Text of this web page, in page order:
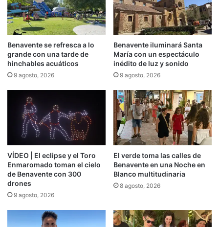
Benavente se refresca a lo
grande con una tarde de
hinchables acuáticos
9 agosto, 2026
Benavente iluminará Santa
María con un espectáculo
inédito de luz y sonido
9 agosto, 2026
VÍDEO | El eclipse y el Toro
Enmaromado toman el cielo
de Benavente con 300
drones
9 agosto, 2026
El verde toma las calles de
Benavente en una Noche en
Blanco multitudinaria
8 agosto, 2026